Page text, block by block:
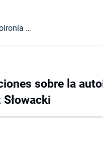
Algunas observaciones sobre la autoironía metapoética en "El Diablo Mundo" de José de Espronceda y "Beniowski" de Juliusz Słowacki
sobre la